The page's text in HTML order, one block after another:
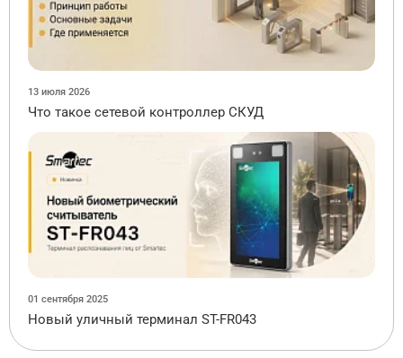
13 июля 2026
Что такое сетевой контроллер СКУД
01 сентября 2025
Новый уличный терминал ST-FR043